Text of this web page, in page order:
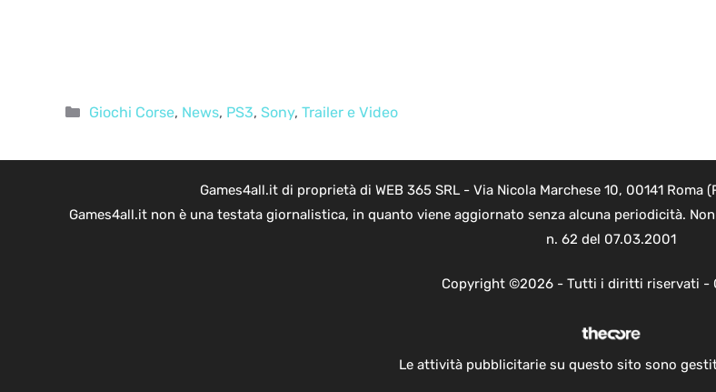
Categorie
Giochi Corse, News, PS3, Sony, Trailer e Video
Games4all.it di proprietà di WEB 365 SRL - Via Nicola Marchese 10, 00141 Roma
Games4all.it non è una testata giornalistica, in quanto viene aggiornato senza alcuna periodicità.
n. 62 del 07.03.2001
Copyright ©2026 - Tutti i diritti riservati -
Le attività pubblicitarie su questo sito sono